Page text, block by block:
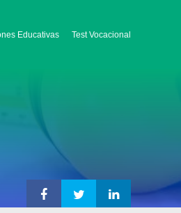
Educativas Test Vocacional